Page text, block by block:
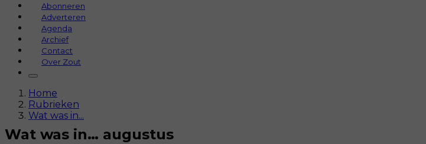
Abonneren
Adverteren
Agenda
Archief
Contact
Over Zout
Home
Rubrieken
Wat was in...
Wat was in… augustus